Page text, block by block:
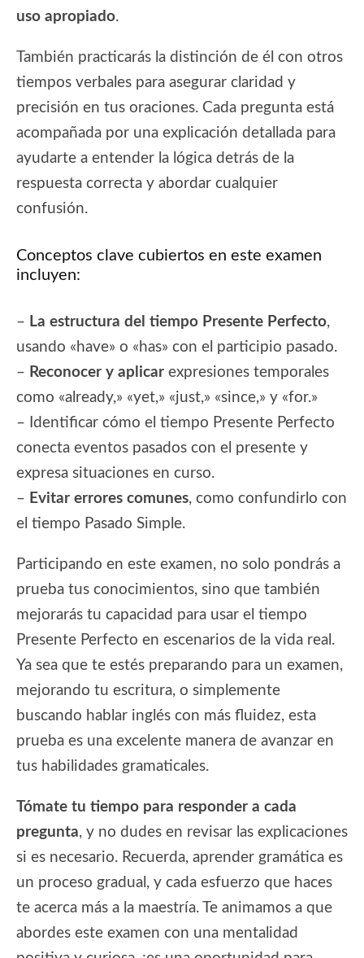
uso apropiado.
También practicarás la distinción de él con otros
tiempos verbales para asegurar claridad y
precisión en tus oraciones. Cada pregunta está
acompañada por una explicación detallada para
ayudarte a entender la lógica detrás de la
respuesta correcta y abordar cualquier
confusión.
Conceptos clave cubiertos en este examen
incluyen:
– La estructura del tiempo Presente Perfecto,
usando «have» o «has» con el participio pasado.
– Reconocer y aplicar expresiones temporales
como «already,» «yet,» «just,» «since,» y «for.»
– Identificar cómo el tiempo Presente Perfecto
conecta eventos pasados con el presente y
expresa situaciones en curso.
– Evitar errores comunes, como confundirlo con
el tiempo Pasado Simple.
Participando en este examen, no solo pondrás a
prueba tus conocimientos, sino que también
mejorarás tu capacidad para usar el tiempo
Presente Perfecto en escenarios de la vida real.
Ya sea que te estés preparando para un examen,
mejorando tu escritura, o simplemente
buscando hablar inglés con más fluidez, esta
prueba es una excelente manera de avanzar en
tus habilidades gramaticales.
Tómate tu tiempo para responder a cada
pregunta, y no dudes en revisar las explicaciones
si es necesario. Recuerda, aprender gramática es
un proceso gradual, y cada esfuerzo que haces
te acerca más a la maestría. Te animamos a que
abordes este examen con una mentalidad